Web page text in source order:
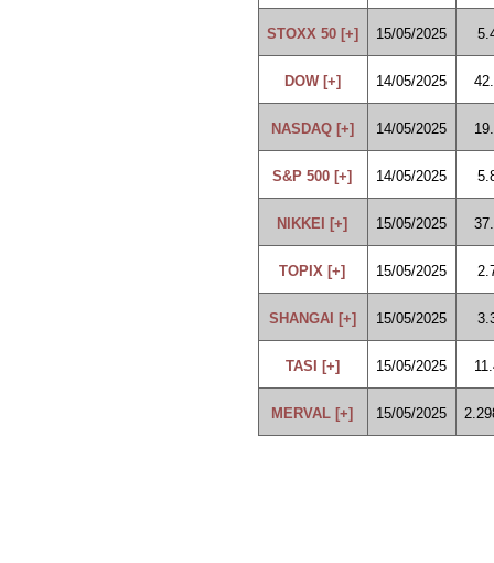
STOXX 50 [+] 15/05/2025
DOW [+] 14/05/2025
NASDAQ [+] 14/05/2025
S&P 500 [+] 14/05/2025
NIKKEI [+] 15/05/2025
TOPIX [+] 15/05/2025
SHANGAI [+] 15/05/2025
TASI [+] 15/05/2025
MERVAL [+] 15/05/2025